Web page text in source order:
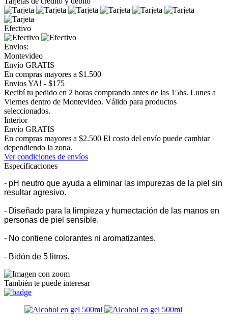
Efectivo
Envios:
Montevideo
Envío GRATIS
En compras mayores a $1.500
Envios YA! - $175
Recibí tu pedido en 2 horas comprando antes de las 15hs. Lunes a
Viernes dentro de Montevideo. Válido para productos
seleccionados.
Interior
Envío GRATIS
En compras mayores a $2.500 El costo del envío puede cambiar
dependiendo la zona.
Ver condiciones de envíos
Especificaciones
- pH neutro que ayuda a eliminar las impurezas de la piel sin
resultar agresivo.
- Diseñado para la limpieza y humectación de las manos en
personas de piel sensible.
- No contiene colorantes ni aromatizantes.
- Bidón de 5 litros.
También te puede interesar